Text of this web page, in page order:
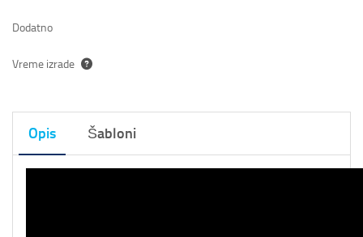
Dodatno
Vreme izrade
Opis Šabloni